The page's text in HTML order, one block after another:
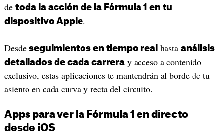
de toda la acción de la Fórmula 1 en tu
dispositivo Apple.
Desde seguimientos en tiempo real hasta análisis
detallados de cada carreray acceso a contenido
exclusivo, estas aplicaciones te mantendrán al borde de tu
asiento en cada curva y recta del circuito.
Apps para ver la Fórmula 1 en directo
desde iOS